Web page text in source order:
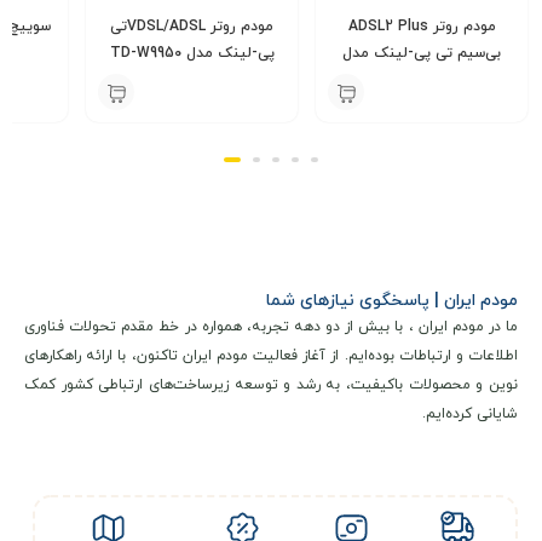
مودم روتر ADSL2 Plus
بی‌سیم تی پی-لینک مدل
مودم روتر VDSL/ADSLتی
پی-لینک مدل TD-W9950
مودم ایران | پاسخگوی نیازهای شما
ما در مودم ایران ، با بیش از دو دهه تجربه، همواره در خط مقدم تحولات فناوری
اطلاعات و ارتباطات بوده‌ایم. از آغاز فعالیت مودم ایران تاکنون، با ارائه راهکارهای
نوین و محصولات باکیفیت، به رشد و توسعه زیرساخت‌های ارتباطی کشور کمک
شایانی کرده‌ایم.